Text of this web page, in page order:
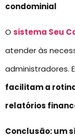
condominial
O sistema Seu
atender às
administradores.
facilitam a
relatórios
Conclusão: um